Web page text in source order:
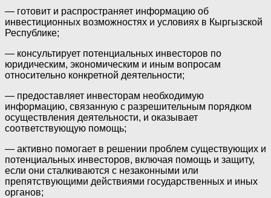
— готовит и распространяет информацию об
инвестиционных возможностях и условиях в Кыргызской
Республике;
— консультирует потенциальных инвесторов по
юридическим, экономическим и иным вопросам
относительно конкретной деятельности;
— предоставляет инвесторам необходимую
информацию, связанную с разрешительным порядком
осуществления деятельности, и оказывает
соответствующую помощь;
— активно помогает в решении проблем существующих и
потенциальных инвесторов, включая помощь и защиту,
если они сталкиваются с незаконными или
препятствующими действиями государственных и иных
органов;